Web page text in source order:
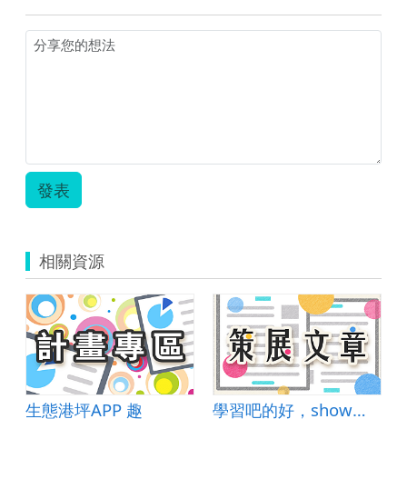
發表
相關資源
生態港坪APP 趣 學習吧的好，show給你知道